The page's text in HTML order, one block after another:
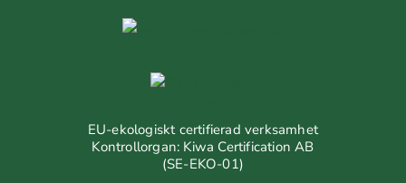
EU-ekologiskt certifierad verksamhet
Kontrollorgan: Kiwa Certification AB
(SE-EKO-01)